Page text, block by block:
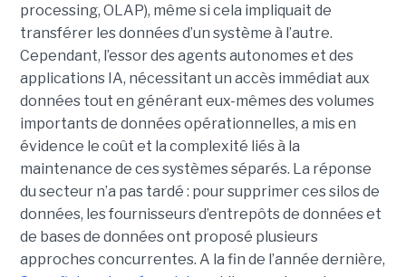
processing, OLAP), même si cela impliquait de
transférer les données d’un système à l’autre.
Cependant, l’essor des agents autonomes et des
applications IA, nécessitant un accès immédiat aux
données tout en générant eux-mêmes des volumes
importants de données opérationnelles, a mis en
évidence le coût et la complexité liés à la
maintenance de ces systèmes séparés. La réponse
du secteur n’a pas tardé : pour supprimer ces silos de
données, les fournisseurs d’entrepôts de données et
de bases de données ont proposé plusieurs
approches concurrentes. A la fin de l’année dernière,